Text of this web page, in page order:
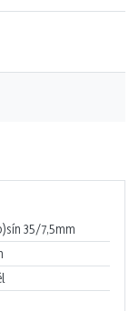
35/7,5mm